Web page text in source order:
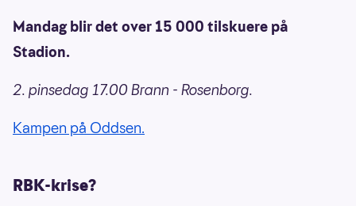
Mandag blir det over 15 000 tilskuere på
Stadion.
2. pinsedag 17.00 Brann - Rosenborg.
Kampen på Oddsen.
RBK-krise?